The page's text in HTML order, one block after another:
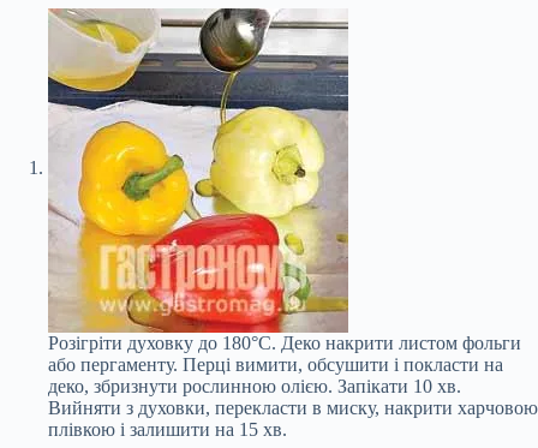
Розігріти духовку до 180°С. Деко накрити листом фольги
або пергаменту. Перці вимити, обсушити і покласти на
деко, збризнути рослинною олією. Запікати 10 хв.
Вийняти з духовки, перекласти в миску, накрити харчовою
плівкою і залишити на 15 хв.